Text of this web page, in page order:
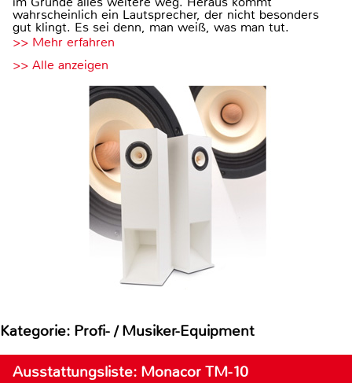
wahrscheinlich ein Lautsprecher, der nicht besonders
gut klingt. Es sei denn, man weiß, was man tut.
>> Mehr erfahren
>> Alle anzeigen
Kategorie: Profi- / Musiker-Equipment
Ausstattungsliste: Monacor TM-10